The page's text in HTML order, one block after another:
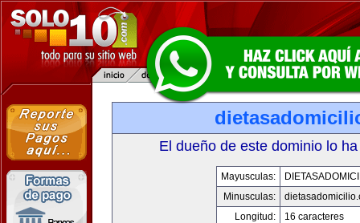
El dueño de este dominio lo
Mayusculas:
Minusculas:
Longitud:
16 caracteres